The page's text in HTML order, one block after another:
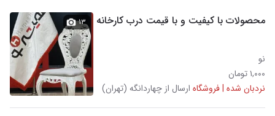
محصولات با کیفیت و با قیمت درب کارخانه
نو
۱,۰۰۰ تومان
نردبان شده | فروشگاه ارسال از چهاردانگه (تهران)
۱۳